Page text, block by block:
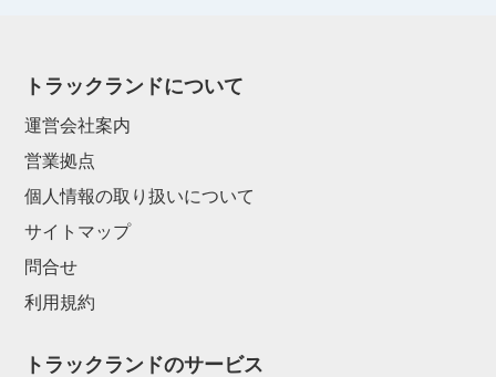
トラックランドについて
運営会社案内
営業拠点
個人情報の取り扱いについて
サイトマップ
問合せ
利用規約
トラックランドのサービス